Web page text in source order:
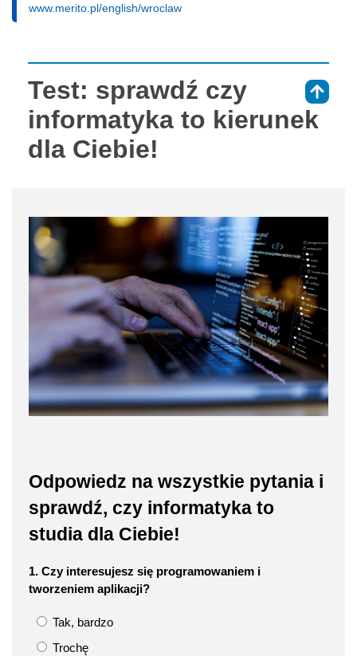
www.merito.pl/english/wroclaw
Test: sprawdź czy
informatyka to kierunek
dla Ciebie!
Odpowiedz na wszystkie pytania i
sprawdź, czy informatyka to
studia dla Ciebie!
1. Czy interesujesz się programowaniem i
tworzeniem aplikacji?
Tak, bardzo
Trochę